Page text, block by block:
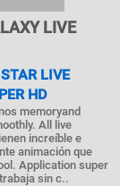
LIVE
LIVE
HD
memoryand
All live
increíble e
animación que
Application super
sin c..